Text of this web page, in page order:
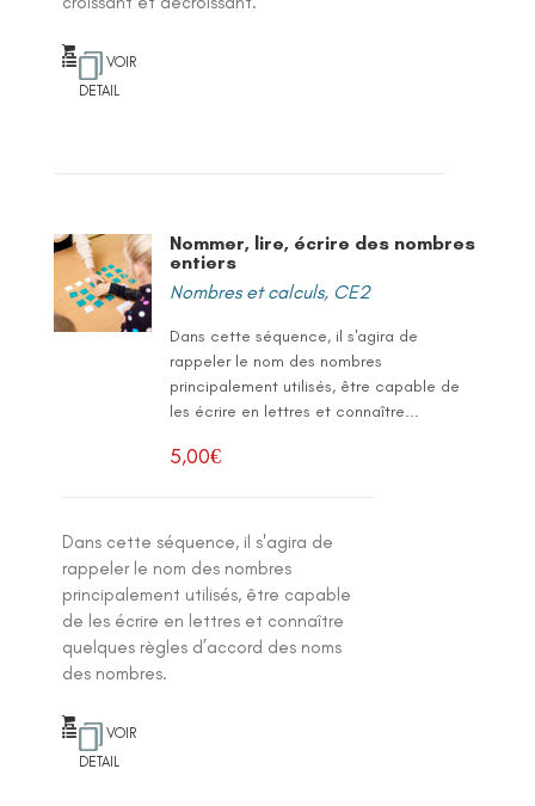
VOIR
DETAIL
Nommer, lire, écrire des nombres
entiers
Nombres et calculs, CE2
Dans cette séquence, il s'agira de
rappeler le nom des nombres
principalement utilisés, être capable de
les écrire en lettres et connaître...
5,00€
Dans cette séquence, il s'agira de
rappeler le nom des nombres
principalement utilisés, être capable
de les écrire en lettres et connaître
quelques règles d’accord des noms
des nombres.
VOIR
DETAIL